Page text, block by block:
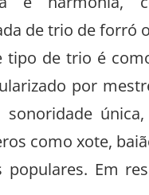
e
de trio de forró
tipo de trio é
por
como xote,
populares. Em